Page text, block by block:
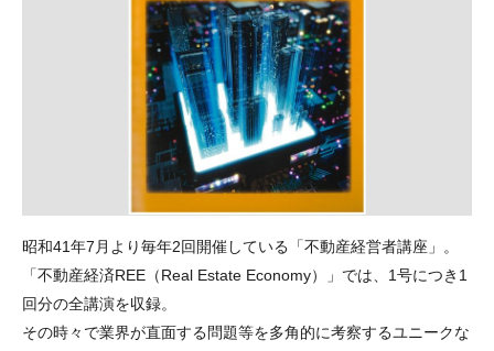
昭和41年7月より毎年2回開催している「不動産経営者講座」。
「不動産経済REE（Real Estate Economy）」では、1号につき1
回分の全講演を収録。
その時々で業界が直面する問題等を多角的に考察するユニークな